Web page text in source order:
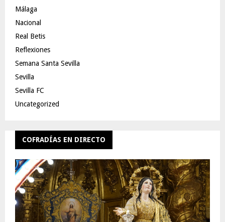
Málaga
Nacional
Real Betis
Reflexiones
Semana Santa Sevilla
Sevilla
Sevilla FC
Uncategorized
COFRADÍAS EN DIRECTO